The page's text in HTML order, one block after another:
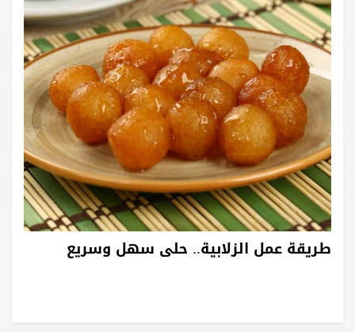
طريقة عمل الزلابية.. حلى سهل وسريع